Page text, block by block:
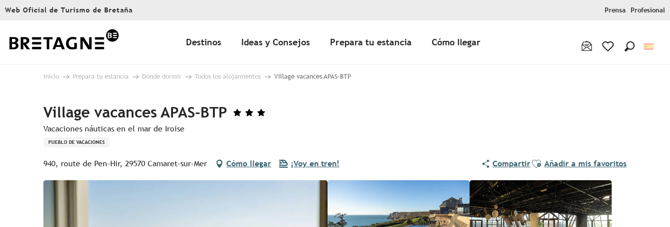
Aller
principal
Web Oficial de Turismo de Bretaña Prensa Profesional
Destinos Ideas y Consejos Prepara tu estancia Cómo llegar
Inicio Prepara tu estancia Dónde dormir Todos los alojamientos Village vacances APAS-BTP
Village vacances APAS-BTP
Vacaciones náuticas en el mar de Iroise
PUEBLO DE VACACIONES
940, route de Pen-Hir, 29570 Camaret-sur-Mer Cómo llegar ¡Voy en tren! CompartirAjouter aux favoris
Añadir a mis favoritos